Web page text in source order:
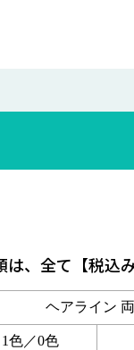
、全て【税込み
ヘアライン
1色／0色